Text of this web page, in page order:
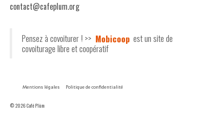
contact@cafeplum.org
Pensez à covoiturer ! >> Mobicoop est un site de
covoiturage libre et coopératif
Mentions légales Politique de confidentialité
© 2026 Café Plùm